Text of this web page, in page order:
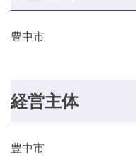
豊中市
経営主体
豊中市